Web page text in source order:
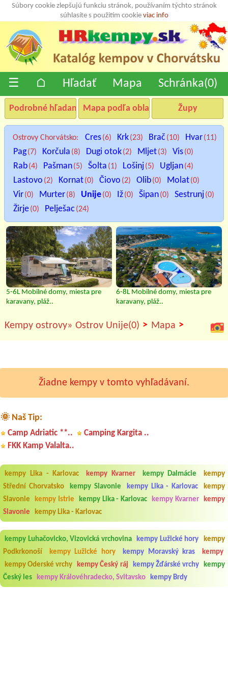
Súbory cookie zlepšujú funkciu stránok, používaním týchto stránok
súhlasíte s použitím cookie viac info
☰ ⌂ Hľadať Mapa Schránka(0)
Podrobné hľadanie Mapa podľa oblastí Župy
Ostrovy Chorvátsko: Cres(6) Krk(23) Brač (10) Hvar(11)
Pag(7) Korčula (8) Dugi otok(2) Mljet(3) Vis(0)
Rab(4) Pašman(5) Šolta (1) Lošinj(5) Ugljan(4)
Lastovo (2) Kornat(0) Čiovo (2) Olib(0) Molat(0)
Vir(0) Murter(8) Unije(0) Iž(0) Šipan(0) Sestrunj(0)
Žirje(0) Pelješac (24)
5-6L Mobilné domy, miesta pre
karavany, pláž..
6-8L Mobilné domy, miesta pre
karavany, pláž..
Kempy ostrovy» Ostrov Unije(0) > Mapa >
Žiadne kempy v tomto vyhľadávaní.
🌞 Naš Tip:
Camp Adriatic **..
Camping Kargita ..
FKK Kamp Valalta..
kempy Lika - Karlovac kempy Kvarner kempy Dalmácie
kempy
Střední Chorvatsko
kempy Slavonie kempy Lika - Karlovac
kempy
Slavonie
kempy Istrie kempy Lika - Karlovac kempy Kvarner
kempy
Slavonie
kempy Lika - Karlovac
kempy Luhačovicko, Vizovická vrchovina kempy Lužické hory
kempy
Podkrkonoší
kempy Lužické hory kempy Moravský kras
kempy
kempy Oderské vrchy
kempy Český ráj kempy Žďárské vrchy
kempy
Český les kempy Královéhradecko, Svitavsko kempy Brdy